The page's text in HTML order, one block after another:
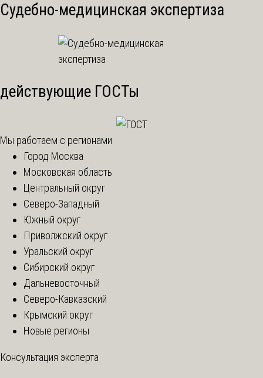
Судебно-медицинская экспертиза
действующие ГОСТы
Мы работаем с регионами
Город Москва
Московская область
Центральный округ
Северо-Западный
Южный округ
Приволжский округ
Уральский округ
Сибирский округ
Дальневосточный
Северо-Кавказский
Крымский округ
Новые регионы
Консультация эксперта